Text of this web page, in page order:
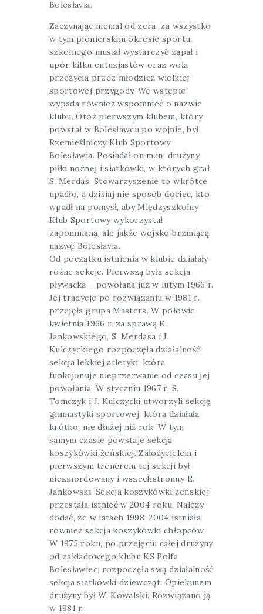
Bolesłavia.
Zaczynając niemal od zera, za wszystko
w tym pionierskim okresie sportu
szkolnego musiał wystarczyć zapał i
upór kilku entuzjastów oraz wola
przeżycia przez młodzież wielkiej
sportowej przygody. We wstępie
wypada również wspomnieć o nazwie
klubu. Otóż pierwszym klubem, który
powstał w Bolesławcu po wojnie, był
Rzemieślniczy Klub Sportowy
Bolesławia. Posiadał on m.in. drużyny
piłki nożnej i siatkówki, w których grał
S. Merdas. Stowarzyszenie to wkrótce
upadło, a dzisiaj nie sposób dociec, kto
wpadł na pomysł, aby Międzyszkolny
Klub Sportowy wykorzystał
zapomnianą, ale jakże wojsko brzmiącą
nazwę Bolesłavia.
Od początku istnienia w klubie działały
różne sekcje. Pierwszą była sekcja
pływacka – powołana już w lutym 1966 r.
Jej tradycje po rozwiązaniu w 1981 r.
przejęła grupa Masters. W połowie
kwietnia 1966 r. za sprawą E.
Jankowskiego, S. Merdasa i J.
Kulczyckiego rozpoczęła działalność
sekcja lekkiej atletyki, która
funkcjonuje nieprzerwanie od czasu jej
powołania. W styczniu 1967 r. S.
Tomczyk i J. Kulczycki utworzyli sekcję
gimnastyki sportowej, która działała
krótko, nie dłużej niż rok. W tym
samym czasie powstaje sekcja
koszykówki żeńskiej. Założycielem i
pierwszym trenerem tej sekcji był
niezmordowany i wszechstronny E.
Jankowski. Sekcja koszykówki żeńskiej
przestała istnieć w 2004 roku. Należy
dodać, że w latach 1998-2004 istniała
również sekcja koszykówki chłopców.
W 1975 roku, po przejęciu całej drużyny
od zakładowego klubu KS Polfa
Bolesławiec, rozpoczęła swą działalność
sekcja siatkówki dziewcząt. Opiekunem
drużyny był W. Kowalski. Rozwiązano ją
w 1981 r.